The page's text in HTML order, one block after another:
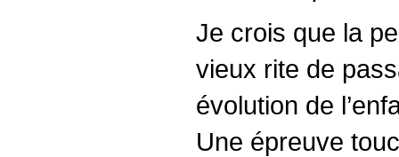
Je crois que la
vieux rite de
évolution de
Une épreuve